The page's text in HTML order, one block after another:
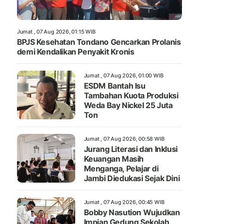
Jumat , 07 Aug 2026, 01:15 WIB
BPJS Kesehatan Tondano Gencarkan Prolanis
demi Kendalikan Penyakit Kronis
Jumat , 07 Aug 2026, 01:00 WIB
ESDM Bantah Isu
Tambahan Kuota Produksi
Weda Bay Nickel 25 Juta
Ton
Jumat , 07 Aug 2026, 00:58 WIB
Jurang Literasi dan Inklusi
Keuangan Masih
Menganga, Pelajar di
Jambi Diedukasi Sejak Dini
Jumat , 07 Aug 2026, 00:45 WIB
Bobby Nasution Wujudkan